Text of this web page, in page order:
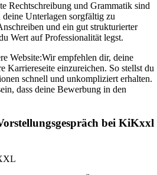
Rechtschreibung und Grammatik sind
Unterlagen sorgfältig zu
und ein gut strukturierter
Wert auf Professionalität legst.
Website:Wir empfehlen dir, deine
Karriereseite einzureichen. So stellst du
schnell und unkompliziert erhalten.
dass deine Bewerbung in den
bei KiKxxl